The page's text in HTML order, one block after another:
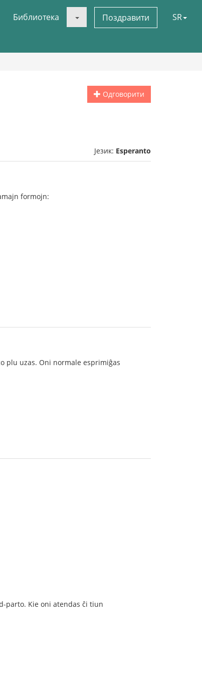
Библиотека Поздравити SR
Одговорити
Језик: Esperanto
formojn:
plu uzas. Oni normale esprimiĝas
parto. Kie oni atendas ĉi tiun